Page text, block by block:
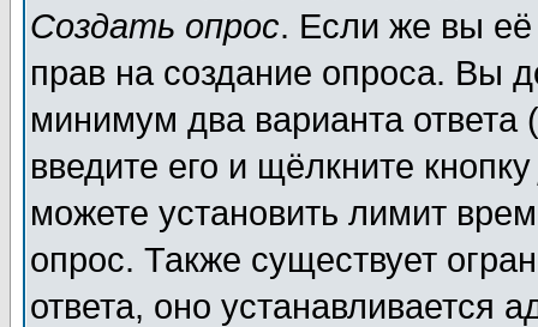
Создать опрос. Если же вы её
прав на создание опроса. Вы
минимум два варианта ответа
введите его и щёлкните
можете установить лимит
опрос. Также существует
ответа, оно устанавливается